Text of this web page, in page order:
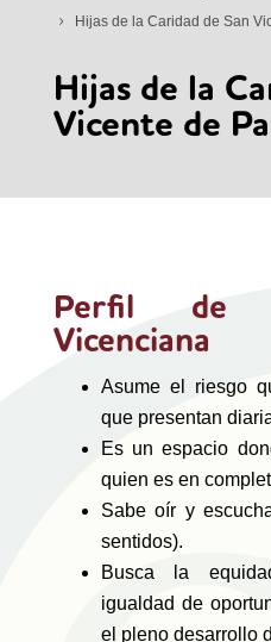
Hijas de la Caridad de San
Hijas de la
Vicente de
Perfil de
Vicenciana
Asume el riesgo
que presentan
Es un espacio
quien es en
Sabe oír y
sentidos).
Busca la
igualdad de
el pleno desarrollo